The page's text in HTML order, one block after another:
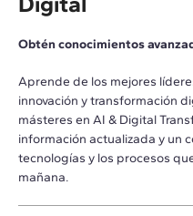
Obtén conocimientos
Aprende de los mejores
innovación y transformación
másteres en AI & Digital
información actualizada y un
tecnologías y los procesos
mañana.